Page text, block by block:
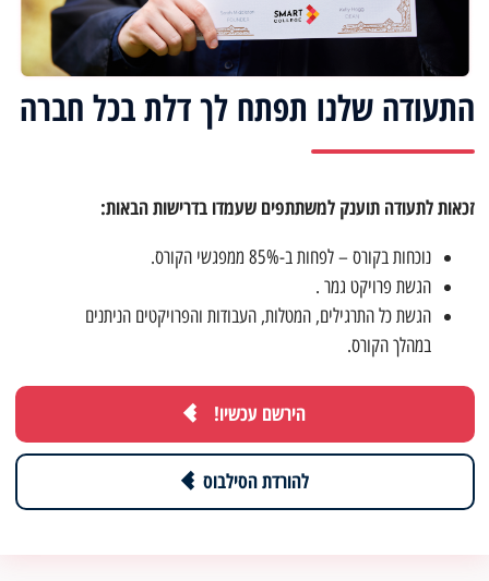
התעודה שלנו תפתח לך דלת בכל חברה
זכאות לתעודה תוענק למשתתפים שעמדו בדרישות הבאות:
נוכחות בקורס – לפחות ב-85% ממפגשי הקורס.
הגשת פרויקט גמר .
הגשת כל התרגילים, המטלות, העבודות והפרויקטים הניתנים
במהלך הקורס.
הירשם עכשיו!
להורדת הסילבוס